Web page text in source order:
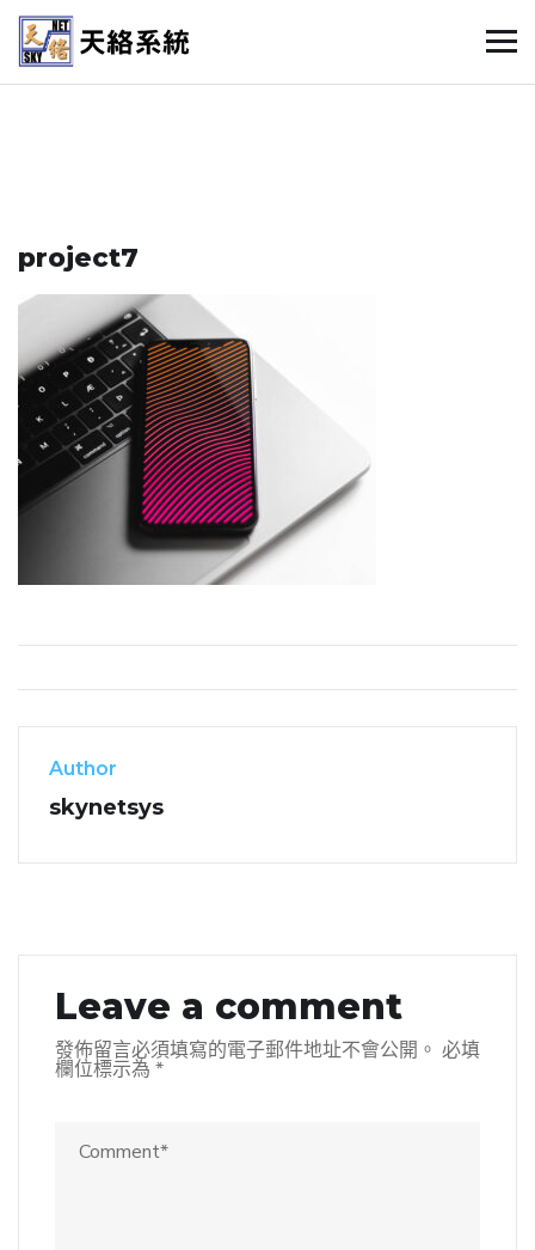
project7
Author
skynetsys
Leave a comment
發佈留言必須填寫的電子郵件地址不會公開。 必填
欄位標示為 *